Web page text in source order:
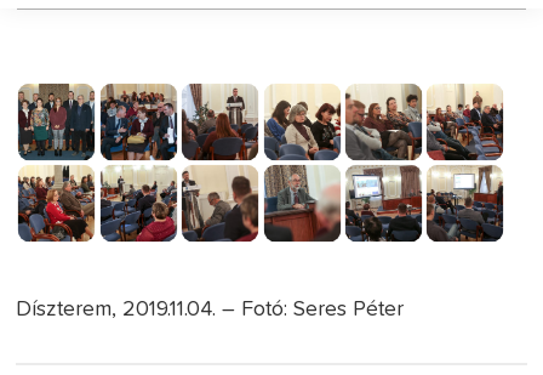
Díszterem, 2019.11.04. – Fotó: Seres Péter